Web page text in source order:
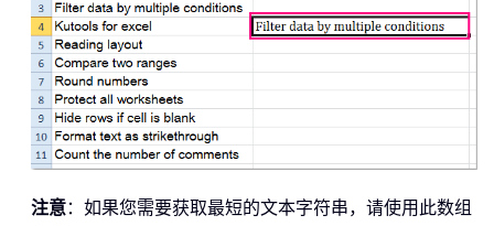
注意：如果您需要获取最短的文本字符串，请使用此数组